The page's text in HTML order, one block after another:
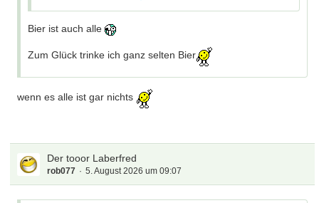
Bier ist auch alle
Zum Glück trinke ich ganz selten Bier
wenn es alle ist gar nichts
Der tooor Laberfred
rob077 5. August 2026 um 09:07